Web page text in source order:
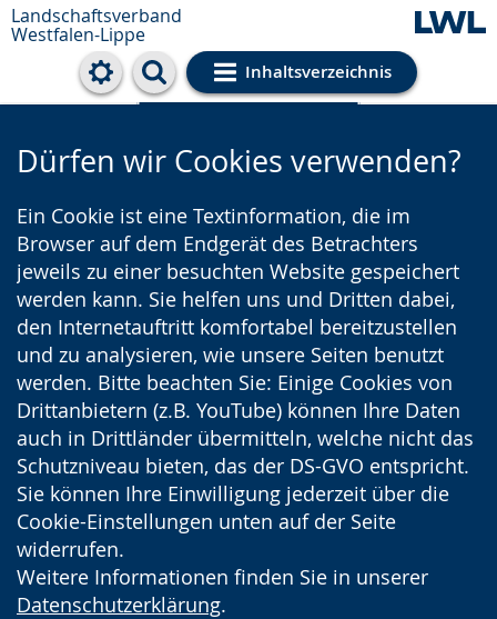
Landschaftsverband
Westfalen-Lippe
Inhaltsverzeichnis
Cookie-Einstellungen
Dürfen wir Cookies verwenden?
Ein Cookie ist eine Textinformation, die im
Browser auf dem Endgerät des Betrachters
jeweils zu einer besuchten Website gespeichert
werden kann. Sie helfen uns und Dritten dabei,
den Internetauftritt komfortabel bereitzustellen
und zu analysieren, wie unsere Seiten benutzt
werden. Bitte beachten Sie: Einige Cookies von
Drittanbietern (z.B. YouTube) können Ihre Daten
auch in Drittländer übermitteln, welche nicht das
Schutzniveau bieten, das der DS-GVO entspricht.
Sie können Ihre Einwilligung jederzeit über die
Cookie-Einstellungen unten auf der Seite
widerrufen.
Weitere Informationen finden Sie in unserer
Datenschutzerklärung.